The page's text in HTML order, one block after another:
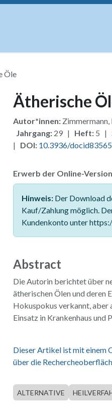
Öle
Ätherische
Autor*innen:Zimmermann,
Jahrgang:29 | Heft:5 |
| DOI: 10.3936/docid83565
Erwerb der Online-
Hinweis:Der Download
Kauf/Zahlung möglich.
Kundenkonto unter
Abstract
Die Autorin berichtet über
ätherischen Ölen und deren
Hokuspokus verkannt, aber
Einsatz in Krankenhaus und
Dieser Artikel ist mit einem
über die
ALTERNATIVE